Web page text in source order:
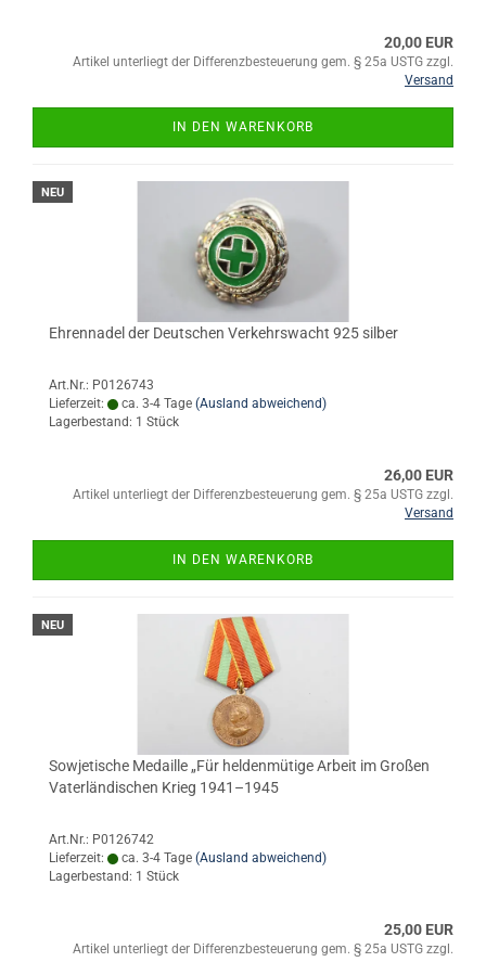
20,00 EUR
Artikel unterliegt der Differenzbesteuerung gem. § 25a USTG zzgl.
Versand
IN DEN WARENKORB
NEU
Ehrennadel der Deutschen Verkehrswacht 925 silber
Art.Nr.: P0126743
Lieferzeit:
ca. 3-4 Tage (Ausland abweichend)
Lagerbestand: 1 Stück
26,00 EUR
Artikel unterliegt der Differenzbesteuerung gem. § 25a USTG zzgl.
Versand
IN DEN WARENKORB
NEU
Sowjetische Medaille „Für heldenmütige Arbeit im Großen
Vaterländischen Krieg 1941–1945
Art.Nr.: P0126742
Lieferzeit:
ca. 3-4 Tage (Ausland abweichend)
Lagerbestand: 1 Stück
25,00 EUR
Artikel unterliegt der Differenzbesteuerung gem. § 25a USTG zzgl.